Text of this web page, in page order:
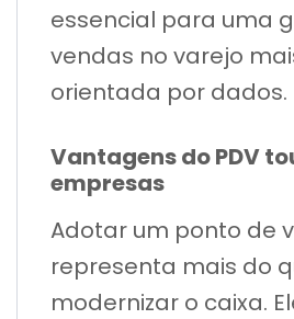
essencial para uma
vendas no varejo
orientada por dados.
Vantagens do PDV
empresas
Adotar um ponto de
representa mais do
modernizar o caixa.